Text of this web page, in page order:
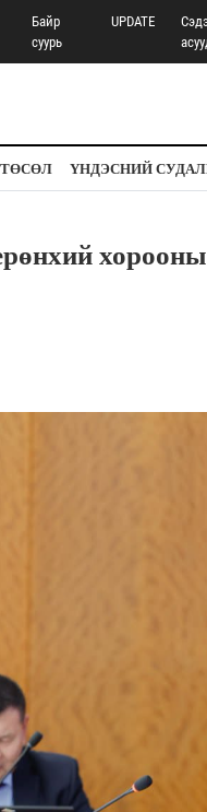
Байр
суурь
UPDATE
ТӨСӨЛ ҮНДЭСНИЙ